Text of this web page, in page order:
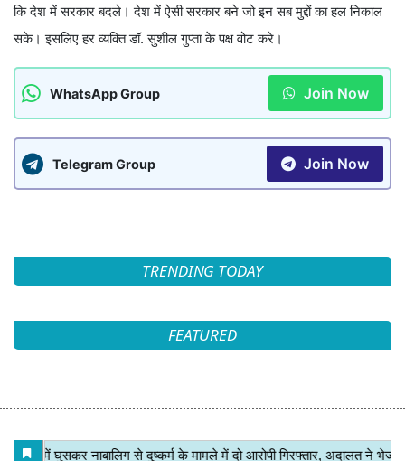
कि देश में सरकार बदले। देश में ऐसी सरकार बने जो इन सब मुद्दों का हल निकाल
सके। इसलिए हर व्यक्ति डॉ. सुशील गुप्ता के पक्ष वोट करे।
WhatsApp Group Join Now
Telegram Group Join Now
TRENDING TODAY
FEATURED